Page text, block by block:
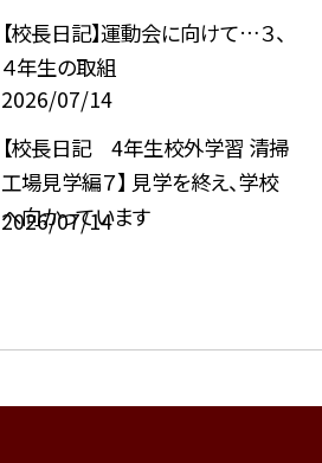
【校長日記】運動会に向けて…３、
４年生の取組
2026/07/14
【校長日記 4年生校外学習 清掃
工場見学編７】 見学を終え、学校
へ向かっています
2026/07/14